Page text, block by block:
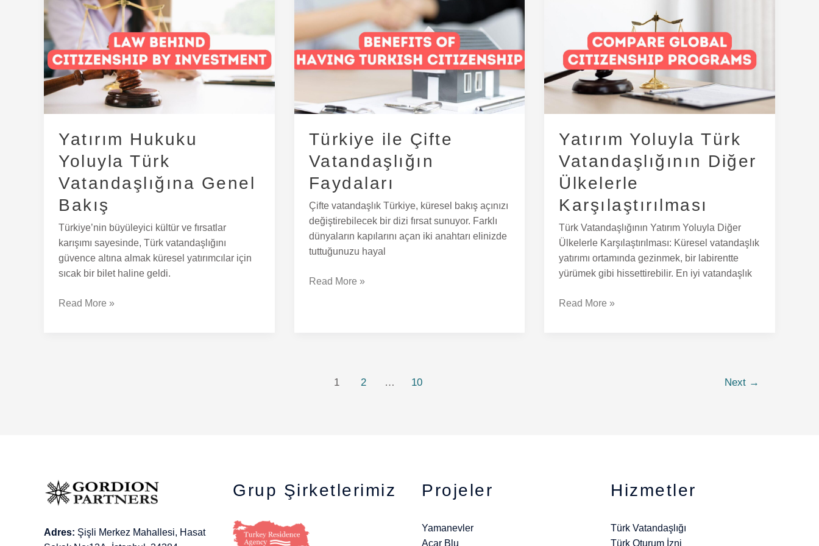
Yatırım Hukuku
Yoluyla Türk
Vatandaşlığına Genel
Bakış
Türkiye’nin büyüleyici kültür ve fırsatlar
karışımı sayesinde, Türk vatandaşlığını
güvence altına almak küresel yatırımcılar için
sıcak bir bilet haline geldi.
Yatırım
Hukuku
Yoluyla
Türk
Vatandaşlığına
Genel
Read More »
Türkiye ile Çifte
Vatandaşlığın
Faydaları
Çifte vatandaşlık Türkiye, küresel bakış açınızı
değiştirebilecek bir dizi fırsat sunuyor. Farklı
dünyaların kapılarını açan iki anahtarı elinizde
tuttuğunuzu hayal
Türkiye
Çifte
Vatandaşlığın
Faydaları
Read More »
Yatırım Yoluyla Türk
Vatandaşlığının Diğer
Ülkelerle
Karşılaştırılması
Türk Vatandaşlığının Yatırım Yoluyla Diğer
Ülkelerle Karşılaştırılması: Küresel vatandaşlık
yatırımı ortamında gezinmek, bir labirentte
yürümek gibi hissettirebilir. En iyi vatandaşlık
Vatandaşlığının
Diğer
Ülkelerle
Karşılaştırılması
Read More »
1 2 … 10 Next →
Adres: Şişli Merkez Mahallesi, Hasat
Grup Şirketlerimiz Projeler
Yamanevler
Acar Blu
Hizmetler
Türk Vatandaşlığı
Türk Oturum İzni